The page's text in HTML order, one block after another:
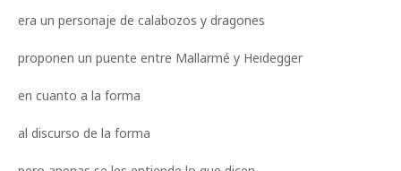
era un personaje de calabozos y dragones
proponen un puente entre Mallarmé y Heidegger
en cuanto a la forma
al discurso de la forma